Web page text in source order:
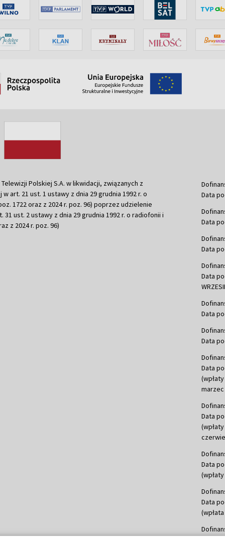
Polskiej S.A. w likwidacji, związanych z
art. 21 ust. 1 ustawy z dnia 29 grudnia 1992 r. o
1722 oraz z 2024 r. poz. 96) poprzez udzielenie
ust. 2 ustawy z dnia 29 grudnia 1992 r. o radiofonii i
z 2024 r. poz. 96)
Data
Data
Data
Data
Data
Data
Data
marzec
Data
Data
Data